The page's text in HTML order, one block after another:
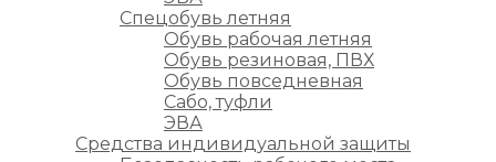
Спецобувь летняя
Обувь рабочая летняя
Обувь резиновая, ПВХ
Обувь повседневная
Сабо, туфли
ЭВА
Средства индивидуальной защиты